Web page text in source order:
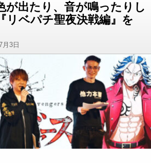
が出たり、音が鳴ったりし
リベパチ聖夜決戦編』を
月3日